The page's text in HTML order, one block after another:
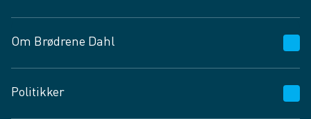
Om Brødrene Dahl
Vagttelefon 30 10 89 89
Politikker